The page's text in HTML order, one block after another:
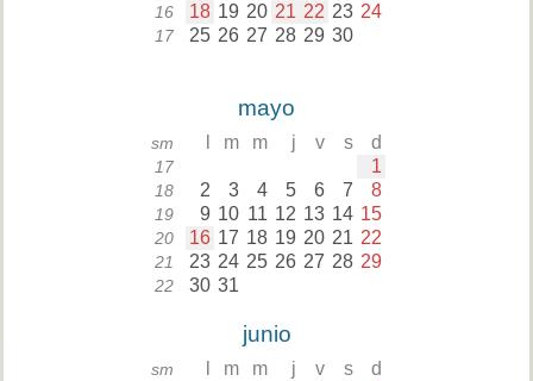
16 18 19 20 21 22 23 24
17 25 26 27 28 29 30
mayo
sm m m j v s d
17 1
18 2 3 4 5 6 7 8
19 9 10 11 12 13 14 15
20 16 17 18 19 20 21 22
21 23 24 25 26 27 28 29
22 30 31
junio
sm m m j v s d